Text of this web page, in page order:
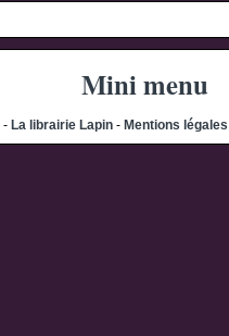
Mini menu
- La librairie Lapin - Mentions